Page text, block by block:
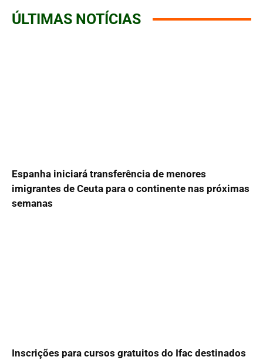
ÚLTIMAS NOTÍCIAS
Espanha iniciará transferência de menores
imigrantes de Ceuta para o continente nas próximas
semanas
Inscrições para cursos gratuitos do Ifac destinados